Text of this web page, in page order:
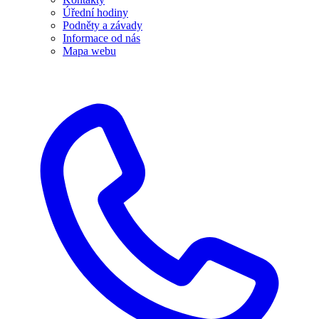
Úřední hodiny
Podněty a závady
Informace od nás
Mapa webu